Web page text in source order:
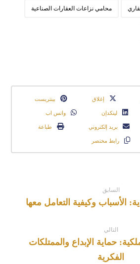
محامي نزاعات العقارات الصناعية
إغلاق بينتريست
لينكدإن واتس اب
بريد إلكتروني طباعة
رابط مختصر
السابق
الأسباب وكيفية التعامل معها
التالي
حماية الإبداع والممتلكات
الفكرية